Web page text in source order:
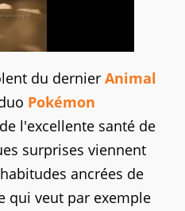
du dernier Animal
Pokémon
l'excellente santé de
surprises viennent
ancrées de
qui veut par exemple